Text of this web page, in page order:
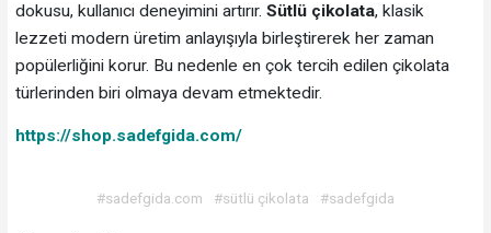
dokusu, kullanıcı deneyimini artırır. Sütlü çikolata, klasik
lezzeti modern üretim anlayışıyla birleştirerek her zaman
popülerliğini korur. Bu nedenle en çok tercih edilen çikolata
türlerinden biri olmaya devam etmektedir.
https://shop.sadefgida.com/
#sadefgida.com #sütlü çikolata #sadefgida